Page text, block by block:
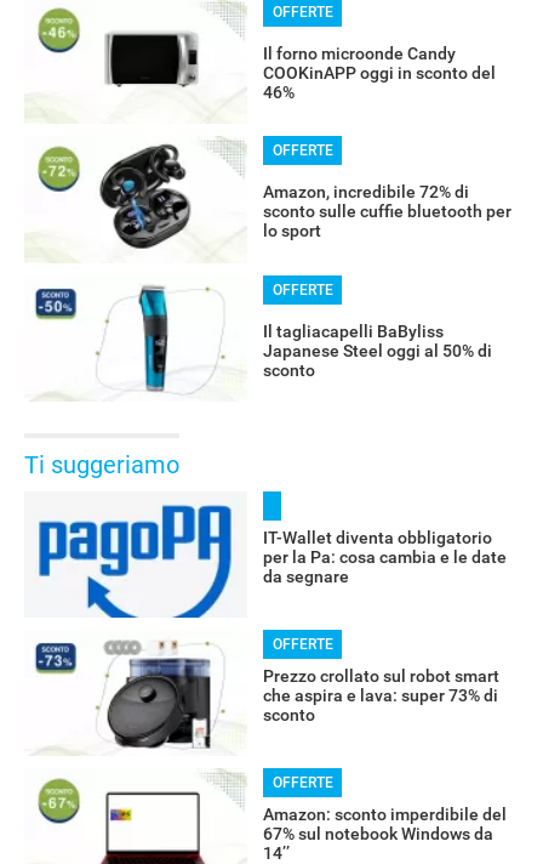
OFFERTE
Il forno microonde Candy
COOKinAPP oggi in sconto del
46%
OFFERTE
Amazon, incredibile 72% di
sconto sulle cuffie bluetooth per
lo sport
OFFERTE
Il tagliacapelli BaByliss
Japanese Steel oggi al 50% di
sconto
Ti suggeriamo
IT-Wallet diventa obbligatorio
per la Pa: cosa cambia e le date
da segnare
OFFERTE
Prezzo crollato sul robot smart
che aspira e lava: super 73% di
sconto
OFFERTE
Amazon: sconto imperdibile del
67% sul notebook Windows da
14’’